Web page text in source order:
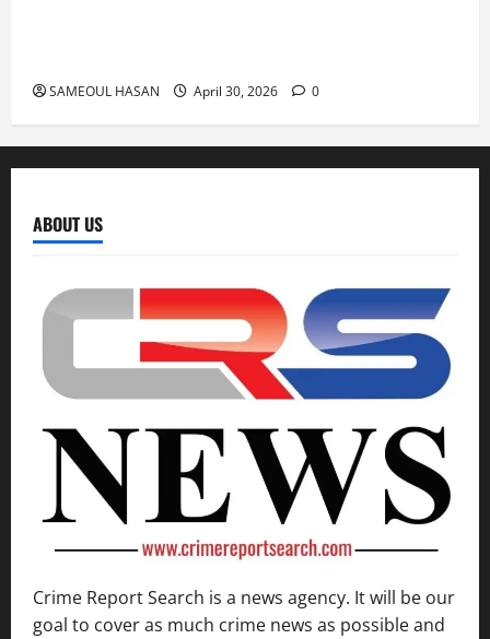
SAMEOUL HASAN April 30, 2026 0
ABOUT US
Crime Report Search is a news agency. It will be our
goal to cover as much crime news as possible and